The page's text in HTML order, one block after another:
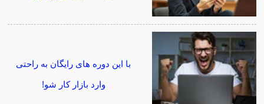
با این دوره های رایگان به راحتی
وارد بازار کار شو!